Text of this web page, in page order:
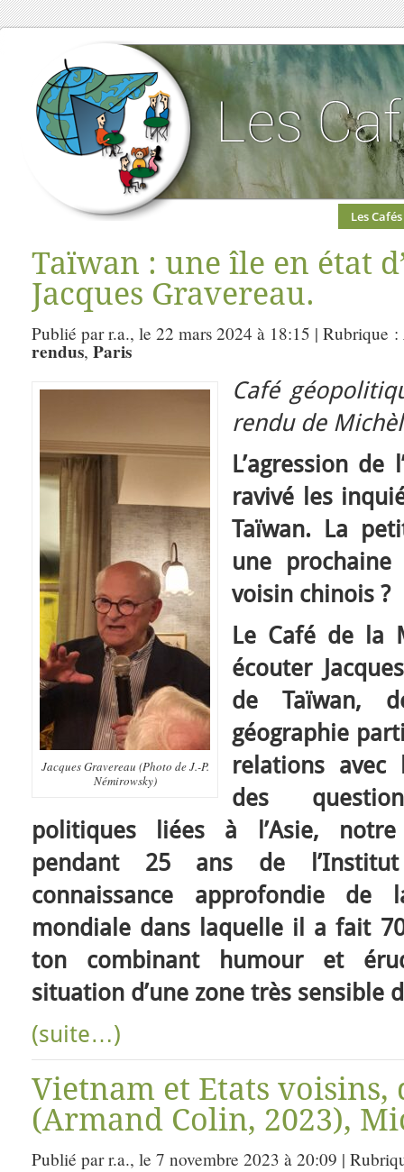
Les Cafés
Taïwan : une île en état
Jacques Gravereau.
Publié par r.a., le 22 mars 2024 à 18:15 | Rubrique :
rendus, Paris
Jacques Gravereau (Photo de J.-P.
Némirowsky)
Café
rendu de
L’agression
ravivé les
Taïwan. La
une
voisin chinois ?
Le Café de la
écouter
de Taïwan,
géographie
relations avec
des
politiques liées à l’Asie,
pendant 25 ans de
connaissance approfondie de
mondiale dans laquelle il a fait
ton combinant humour et
situation d’une zone très sensible
(suite…)
Vietnam et Etats voisins,
(Armand Colin, 2023),
Publié par r.a., le 7 novembre 2023 à 20:09 |